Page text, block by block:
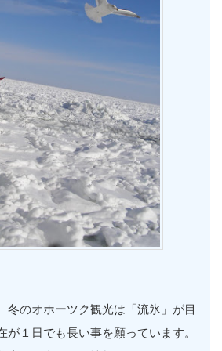
冬のオホーツク観光は「流氷」が目
が１日でも長い事を願っています。